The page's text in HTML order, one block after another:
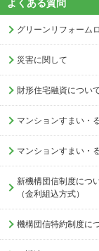
よくある質問
グリーンリフォーム
災害に関して
財形住宅融資につい
マンションすまい・
マンションすまい・
新機構団信制度につ
（金利組込方式）
機構団信特約制度に